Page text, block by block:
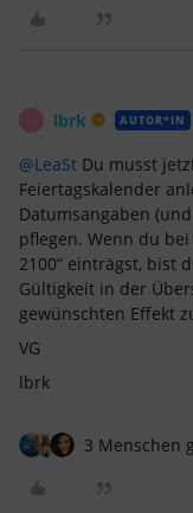
L lbrk AUTOR*IN
@LeaSt Du musst
Feiertagskalender
Datumsangaben
pflegen. Wenn du bei
2100” einträgst, bist
Gültigkeit in der
gewünschten Effekt
VG
lbrk
3 Menschen